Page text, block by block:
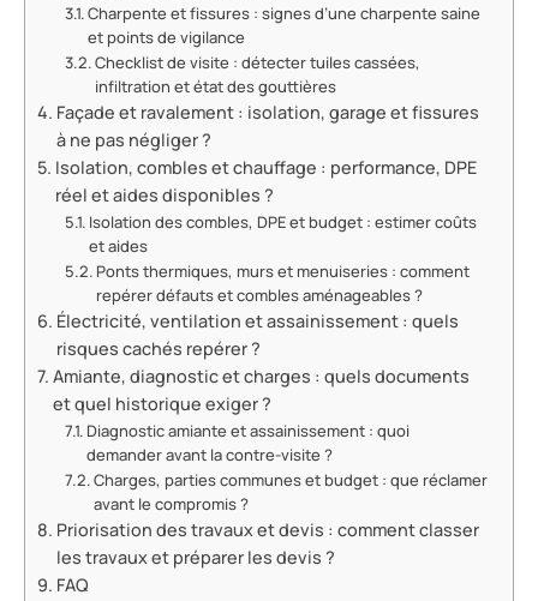
Charpente et fissures : signes d’une charpente saine
et points de vigilance
Checklist de visite : détecter tuiles cassées,
infiltration et état des gouttières
Façade et ravalement : isolation, garage et fissures
à ne pas négliger ?
Isolation, combles et chauffage : performance, DPE
réel et aides disponibles ?
Isolation des combles, DPE et budget : estimer coûts
et aides
Ponts thermiques, murs et menuiseries : comment
repérer défauts et combles aménageables ?
Électricité, ventilation et assainissement : quels
risques cachés repérer ?
Amiante, diagnostic et charges : quels documents
et quel historique exiger ?
Diagnostic amiante et assainissement : quoi
demander avant la contre-visite ?
Charges, parties communes et budget : que réclamer
avant le compromis ?
Priorisation des travaux et devis : comment classer
les travaux et préparer les devis ?
FAQ